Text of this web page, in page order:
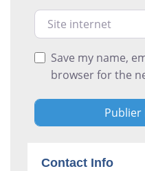
Site internet
Save my name,
browser for the
Contact Info